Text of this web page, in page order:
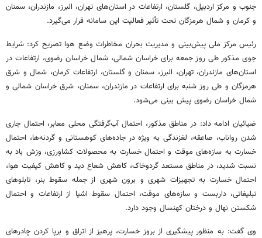
جنوب و مرکز اردبیل، گلستان، ارتفاعات در استان‌های تهران، البرز، مازندران، سمنان
و کرمان و شمال هرمزگان تحت تأثیر فعالیت این سامانه قرار می‌گیرد.
رئیس مرکز ملی پیش‌بینی و مدیریت بحران مخاطرات وضع هوا تصریح کرد: شرایط
جوی مذکور طی روز جمعه برای خراسان شمالی، شمال خراسان رضوی، ارتفاعات در
استان‌های مازندران، تهران، البرز، سمنان و گلستان، ارتفاعات کرمان، شمال و شرق
هرمزگان و طی روز شنبه برای ارتفاعات در مازندران، سمنان، شرق خراسان شمالی و
شمال خراسان رضوی پیش بینی می‌شود.
ضیائیان ادامه داد: در مناطق مذکور، احتمال آب‌گرفتگی محلی معابر، احتمال جاری
شدن رواناب، صاعقه، لغزندگی به ویژه در جاده‌های کوهستانی و گردنه‌ها، احتمال
خسارت به سازه‌های موقت و احتمال خسارت به محصولات کشاورزی، وزش باد به
نسبت شدید، در مناطق مستعد گردوخاک، کاهش شعاع دید و کاهش کیفیت هوا،
احتمال خسارت به تجهیزات شهری و برون شهری از جمله سقوط بنر، تابلوهای
تبلیغاتی، داربست و سازه‌های موقت، احتمال سقوط اشیا از ارتفاعات و احتمال
شکستن نهال و درختان کهنسال وجود دارد.
وی گفت: به منظور پیشگیری از بروز خسارت، پرهیز از اتراق و برپا کردن چادرهای